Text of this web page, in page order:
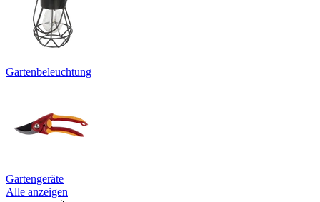
Gartenbeleuchtung
Gartengeräte
Alle anzeigen